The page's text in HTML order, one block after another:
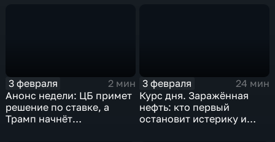
3 февраля
2 мин
Анонс недели: ЦБ примет
решение по ставке, а
Трамп начнёт
3 февраля
24 мин
Курс дня. Заражённая
нефть: кто первый
остановит истерику и